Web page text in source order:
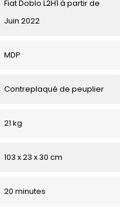
Fiat Doblo L2H1 à partir de
Juin 2022
MDP
Contreplaqué de peuplier
21 kg
103 x 23 x 30 cm
20 minutes